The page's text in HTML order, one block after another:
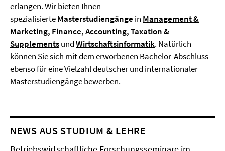
erlangen. Wir bieten Ihnen
spezialisierteMasterstudiengänge in Management &
Marketing, Finance, Accounting, Taxation &
SupplementsundWirtschaftsinformatik. Natürlich
können Sie sich mit dem erworbenen Bachelor-Abschluss
ebenso für eine Vielzahl deutscher und internationaler
Masterstudiengänge bewerben.
NEWS AUS STUDIUM & LEHRE